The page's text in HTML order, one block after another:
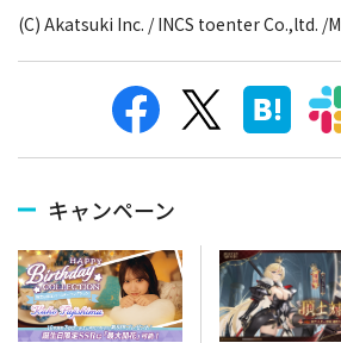
(C) Akatsuki Inc. / INCS toenter Co.,ltd. /
キャンペーン